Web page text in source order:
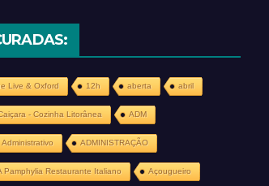
Live & Oxford 12h aberta abril
- Cozinha Litorânea ADM
Administrativo ADMINISTRAÇÃO
Pamphylia Restaurante Italiano Açougueiro